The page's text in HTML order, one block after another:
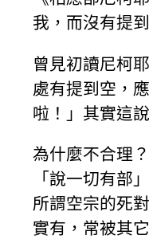
我，而沒有提
曾見初讀尼柯
處有提到空，
啦！」其實這
為什麼不合理
「說一切有部
所謂空宗的死
實有，常被其